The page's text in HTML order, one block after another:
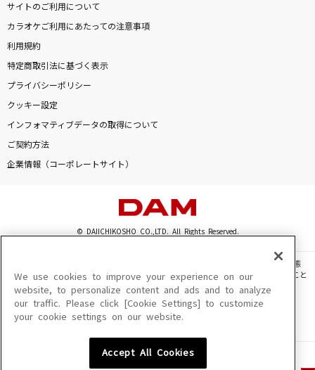
サイトのご利用について
カラオケご利用にあたっての注意事項
利用規約
特定商取引法に基づく表示
プライバシーポリシー
クッキー設定
インフォマティブデータの取得について
ご契約方法
企業情報（コーポレートサイト）
© DAIICHIKOSHO CO.,LTD. All Rights Reserved.
このサイトに掲載されている一切の文章・画像・写真・動画・音声等を、手段や形態
を問わず、著作権法の定める範囲を超えて無断で複製、転載、ファイル化などすること
を禁じます。
楽曲及びコンテンツは、機種によりご利用いただけない場合があります。
楽曲及びコンテンツの配信日、配信内容が変更になる場合があります。
We use cookies to improve your experience on our
website, to personalize content and ads and to analyze
our traffic. Please click [Cookie Settings] to customize
your cookie settings on our website.
Accept All Cookies